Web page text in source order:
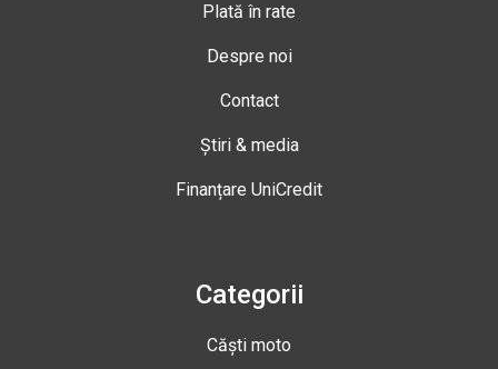
Plată în rate
Despre noi
Contact
Știri & media
Finanțare UniCredit
Categorii
Căști moto